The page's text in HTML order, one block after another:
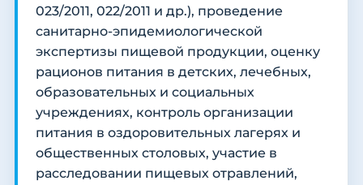
023/2011, 022/2011 и др.), проведение
санитарно-эпидемиологической
экспертизы пищевой продукции, оценку
рационов питания в детских, лечебных,
образовательных и социальных
учреждениях, контроль организации
питания в оздоровительных лагерях и
общественных столовых, участие в
расследовании пищевых отравлений,